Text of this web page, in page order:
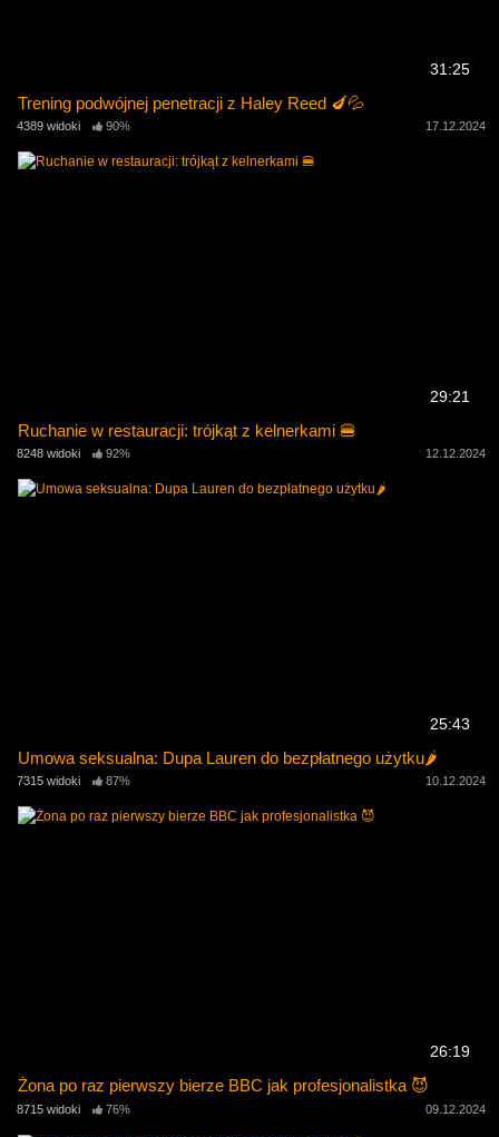
31:25
Trening podwójnej penetracji z Haley Reed 🍆💦
4389 widoki 90% 17.12.2024
29:21
Ruchanie w restauracji: trójkąt z kelnerkami 🍔
8248 widoki 92% 12.12.2024
25:43
Umowa seksualna: Dupa Lauren do bezpłatnego użytku🌶️
7315 widoki 87% 10.12.2024
26:19
Żona po raz pierwszy bierze BBC jak profesjonalistka 😈
8715 widoki 76% 09.12.2024